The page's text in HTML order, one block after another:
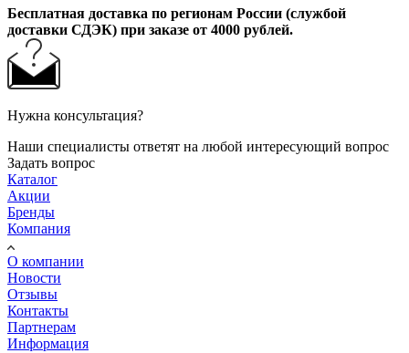
Бесплатная доставка по регионам России (службой
доставки СДЭК) при заказе от 4000 рублей.
Нужна консультация?
Наши специалисты ответят на любой интересующий вопрос
Задать вопрос
Каталог
Акции
Бренды
Компания
О компании
Новости
Отзывы
Контакты
Партнерам
Информация